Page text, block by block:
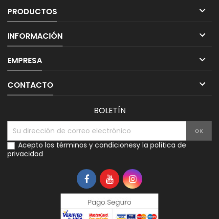
PRODUCTOS 
INFORMACIÓN 
EMPRESA 
CONTACTO 
BOLETÍN
Acepto los términos y condicionesy la política de
privacidad